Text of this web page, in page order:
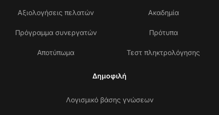
Αξιολογήσεις πελατών
Πρόγραμμα συνεργατών
Αποτύπωμα
Ακαδημία
Πρότυπα
Τεστ πληκτρολόγησης
Δημοφιλή
Λογισμικό βάσης γνώσεων